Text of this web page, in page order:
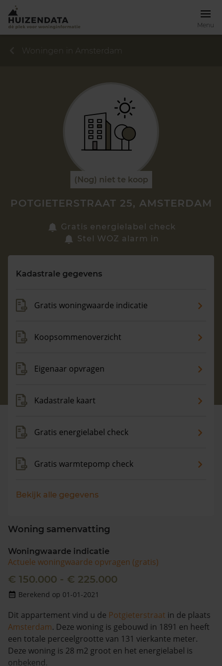
Menu
Zoek een woning
Maandag t/m vrijdag - 08:00 -18:00
Woningen in Amsterdam
(Nog) niet te koop
POTGIETERSTRAAT 25, AMSTERDAM
Gratis energielabel check
Stel WOZ alarm in
Kadastrale gegevens
Gratis woningwaarde indicatie
Koopsommenoverzicht
Eigenaar opvragen
Kadastrale kaart
Gratis energielabel check
Gratis warmtepomp check
Bekijk alle gegevens
Woning samenvatting
Woningwaarde indicatie
Actuele woningwaarde opvragen (gratis)
€ 150.000 - € 225.000
Berekend op 01-01-2021
Dit appartement vind u de Potgieterstraat in de plaats
Amsterdam. Deze woning is gebouwd in 1891 en heeft
een totale perceelgrootte van 131 vierkante meter.
Deze woning is 28 m2 groot en het energielabel is
onbekend.